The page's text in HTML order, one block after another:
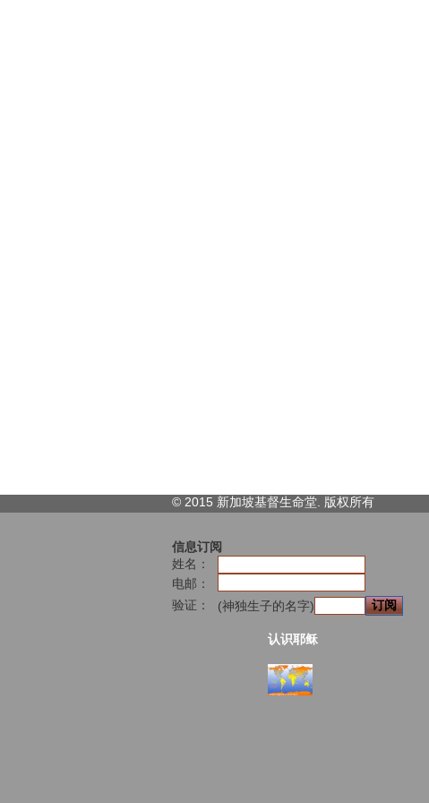
© 2015 新加坡基督生命堂. 版权所有
信息订阅
姓名：
电邮：
验证：
(神独生子的名字)
认识耶稣